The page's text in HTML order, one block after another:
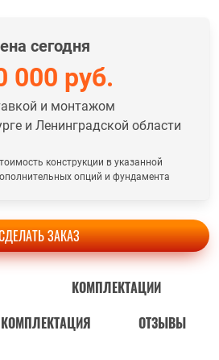
сегодня
000 руб.
и монтажом
и Ленинградской области
конструкции в указанной
опций и фундамента
ЗАКАЗ
КОМПЛЕКТАЦИИ
ОТЗЫВЫ